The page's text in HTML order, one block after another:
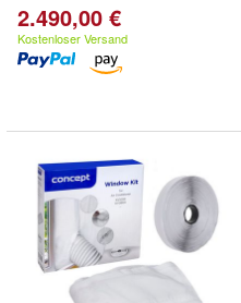
2.490,00 €
Kostenloser Versand